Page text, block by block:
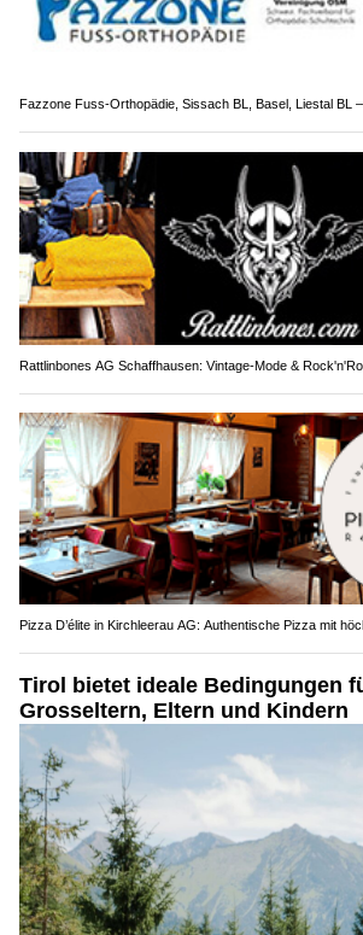
Fazzone Fuss-Orthopädie, Sissach BL, Basel, Liestal BL
Rattlinbones AG Schaffhausen: Vintage-Mode &
Pizza D’élite in Kirchleerau AG: Authentische Pizza mit
Tirol bietet ideale Bedingungen
Grosseltern, Eltern und Kindern